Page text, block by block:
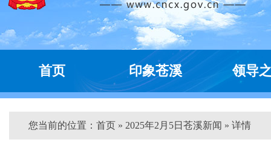
首页 印象苍溪 领导
您当前的位置： 首页 » 2025年2月5日苍溪新闻 » 详情